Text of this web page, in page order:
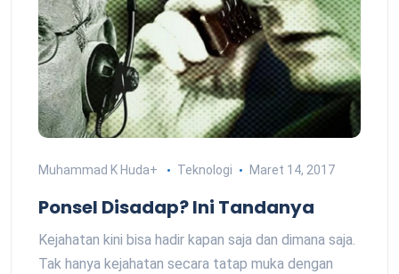
Muhammad K Huda+ Teknologi Maret 14, 2017
Ponsel Disadap? Ini Tandanya
Kejahatan kini bisa hadir kapan saja dan dimana saja.
Tak hanya kejahatan secara tatap muka dengan